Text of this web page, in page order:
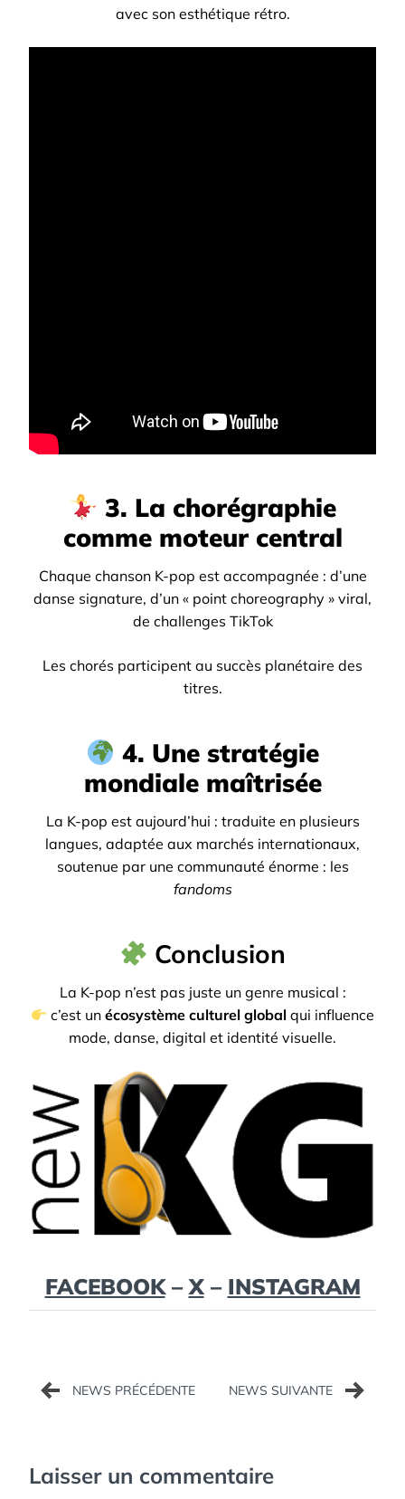
avec son esthétique rétro.
3. La chorégraphie
comme moteur central
Chaque chanson K-pop est accompagnée : d’une
danse signature, d’un « point choreography » viral,
de challenges TikTok
Les chorés participent au succès planétaire des
titres.
4. Une stratégie
mondiale maîtrisée
La K-pop est aujourd’hui : traduite en plusieurs
langues, adaptée aux marchés internationaux,
soutenue par une communauté énorme : les
fandoms
Conclusion
La K-pop n’est pas juste un genre musical :
c’est unécosystème culturel global qui influence
mode, danse, digital et identité visuelle.
FACEBOOK–X– INSTAGRAM
Navigation
de
Laisser un commentaire